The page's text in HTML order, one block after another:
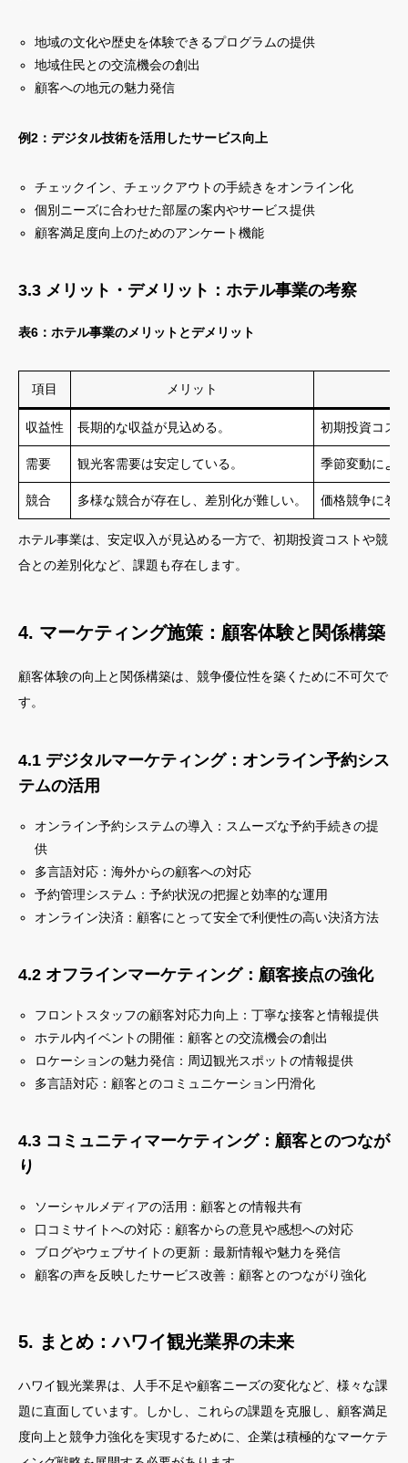
地域の文化や歴史を体験できるプログラムの提供
地域住民との交流機会の創出
顧客への地元の魅力発信
例2：デジタル技術を活用したサービス向上
チェックイン、チェックアウトの手続きをオンライン化
個別ニーズに合わせた部屋の案内やサービス提供
顧客満足度向上のためのアンケート機能
3.3 メリット・デメリット：ホテル事業の考察
表6：ホテル事業のメリットとデメリット
項目 メリット
収益性 長期的な収益が見込める。 初期投資コス
需要 観光客需要は安定している。 季節変動によ
競合 多様な競合が存在し、差別化が難しい。 価格競争に巻
ホテル事業は、安定収入が見込める一方で、初期投資コストや競
合との差別化など、課題も存在します。
4. マーケティング施策：顧客体験と関係構築
顧客体験の向上と関係構築は、競争優位性を築くために不可欠で
す。
4.1 デジタルマーケティング：オンライン予約シス
テムの活用
オンライン予約システムの導入：スムーズな予約手続きの提
供
多言語対応：海外からの顧客への対応
予約管理システム：予約状況の把握と効率的な運用
オンライン決済：顧客にとって安全で利便性の高い決済方法
4.2 オフラインマーケティング：顧客接点の強化
フロントスタッフの顧客対応力向上：丁寧な接客と情報提供
ホテル内イベントの開催：顧客との交流機会の創出
ロケーションの魅力発信：周辺観光スポットの情報提供
多言語対応：顧客とのコミュニケーション円滑化
4.3 コミュニティマーケティング：顧客とのつなが
り
ソーシャルメディアの活用：顧客との情報共有
口コミサイトへの対応：顧客からの意見や感想への対応
ブログやウェブサイトの更新：最新情報や魅力を発信
顧客の声を反映したサービス改善：顧客とのつながり強化
5. まとめ：ハワイ観光業界の未来
ハワイ観光業界は、人手不足や顧客ニーズの変化など、様々な課
題に直面しています。しかし、これらの課題を克服し、顧客満足
度向上と競争力強化を実現するために、企業は積極的なマーケテ